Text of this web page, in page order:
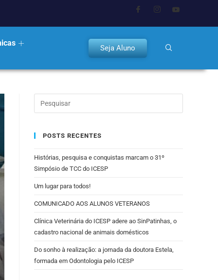
Seja Aluno
POSTS RECENTES
Histórias, pesquisa e conquistas marcam o 31º
Simpósio de TCC do ICESP
Um lugar para todos!
COMUNICADO AOS ALUNOS VETERANOS
Clínica Veterinária do ICESP adere ao SinPatinhas, o
cadastro nacional de animais domésticos
Do sonho à realização: a jornada da doutora Estela,
formada em Odontologia pelo ICESP